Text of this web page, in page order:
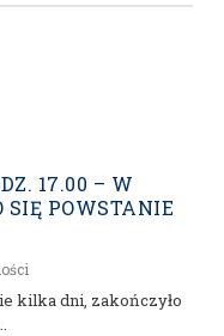
17.00 – W
SIĘ POWSTANIE
kilka dni, zakończyło